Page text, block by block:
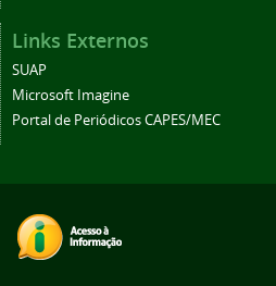
Links Externos
SUAP
Microsoft Imagine
Portal de Periódicos CAPES/MEC